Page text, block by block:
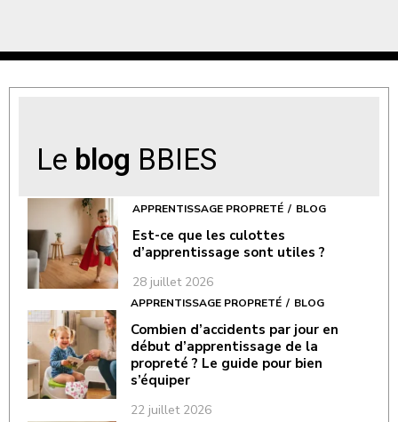
Le blog BBIES
APPRENTISSAGE PROPRETÉ BLOG
Est-ce que les culottes
d’apprentissage sont utiles ?
28 juillet 2026
APPRENTISSAGE PROPRETÉ BLOG
Combien d’accidents par jour en
début d’apprentissage de la
propreté ? Le guide pour bien
s’équiper
22 juillet 2026